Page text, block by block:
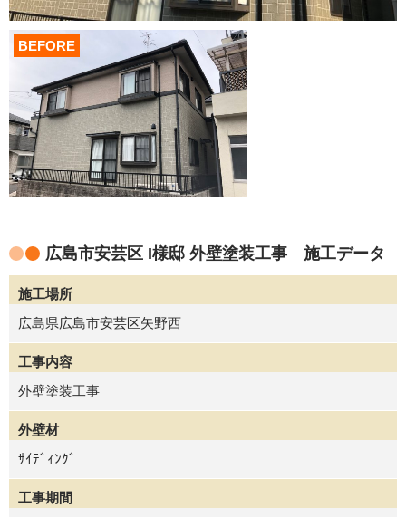
BEFORE
広島市安芸区 I様邸 外壁塗装工事 施工データ
施工場所
広島県広島市安芸区矢野西
工事内容
外壁塗装工事
外壁材
ｻｲﾃﾞｨﾝｸﾞ
工事期間